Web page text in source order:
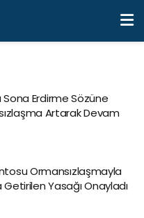
Sona Erdirme Sözüne
Artarak Devam
Ormansızlaşmayla
Getirilen Yasağı Onayladı